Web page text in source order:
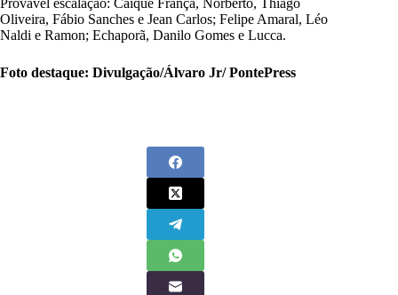
Provável escalação: Caíque França, Norberto, Thiago
Oliveira, Fábio Sanches e Jean Carlos; Felipe Amaral, Léo
Naldi e Ramon; Echaporã, Danilo Gomes e Lucca.
Foto destaque: Divulgação/Álvaro Jr/ PontePress